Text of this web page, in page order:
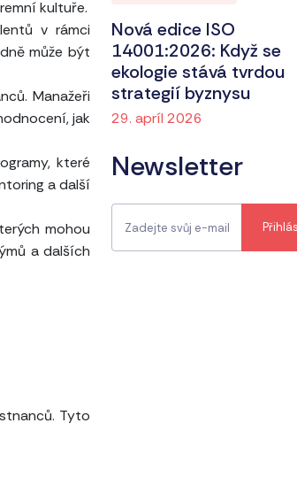
kultuře.
v rámci
může být
Manažeři
jak
které
a další
mohou
a dalších
Tyto
Nová edice ISO
14001:2026: Když se
ekologie stává tvrdou
strategií byznysu
29. apríl 2026
Newsletter